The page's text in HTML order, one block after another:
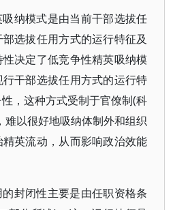
纳模式是由当前干部选拔任
选拔任用方式的运行特征及
决定了低竞争性精英吸纳模
干部选拔任用方式的运行特
，这种方式受制于官僚制(科
难以很好地吸纳体制外和组织
英流动，从而影响政治效能
封闭性主要是由任职资格条